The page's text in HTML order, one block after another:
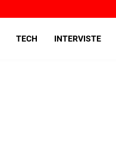
TECH INTERVISTE